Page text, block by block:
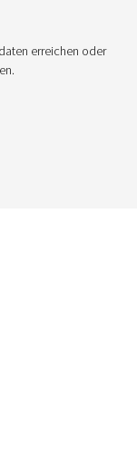
erreichen oder